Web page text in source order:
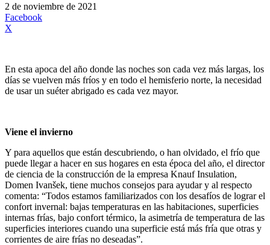
2 de noviembre de 2021
Facebook
X
En esta apoca del año donde las noches son cada vez más largas, los
días se vuelven más fríos y en todo el hemisferio norte, la necesidad
de usar un suéter abrigado es cada vez mayor.
Viene el invierno
Y para aquellos que están descubriendo, o han olvidado, el frío que
puede llegar a hacer en sus hogares en esta época del año, el director
de ciencia de la construcción de la empresa Knauf Insulation,
Domen Ivanšek, tiene muchos consejos para ayudar y al respecto
comenta: “Todos estamos familiarizados con los desafíos de lograr el
confort invernal: bajas temperaturas en las habitaciones, superficies
internas frías, bajo confort térmico, la asimetría de temperatura de las
superficies interiores cuando una superficie está más fría que otras y
corrientes de aire frías no deseadas”.